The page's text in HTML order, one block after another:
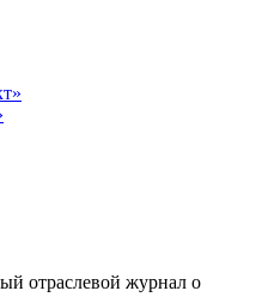
отраслевой журнал о